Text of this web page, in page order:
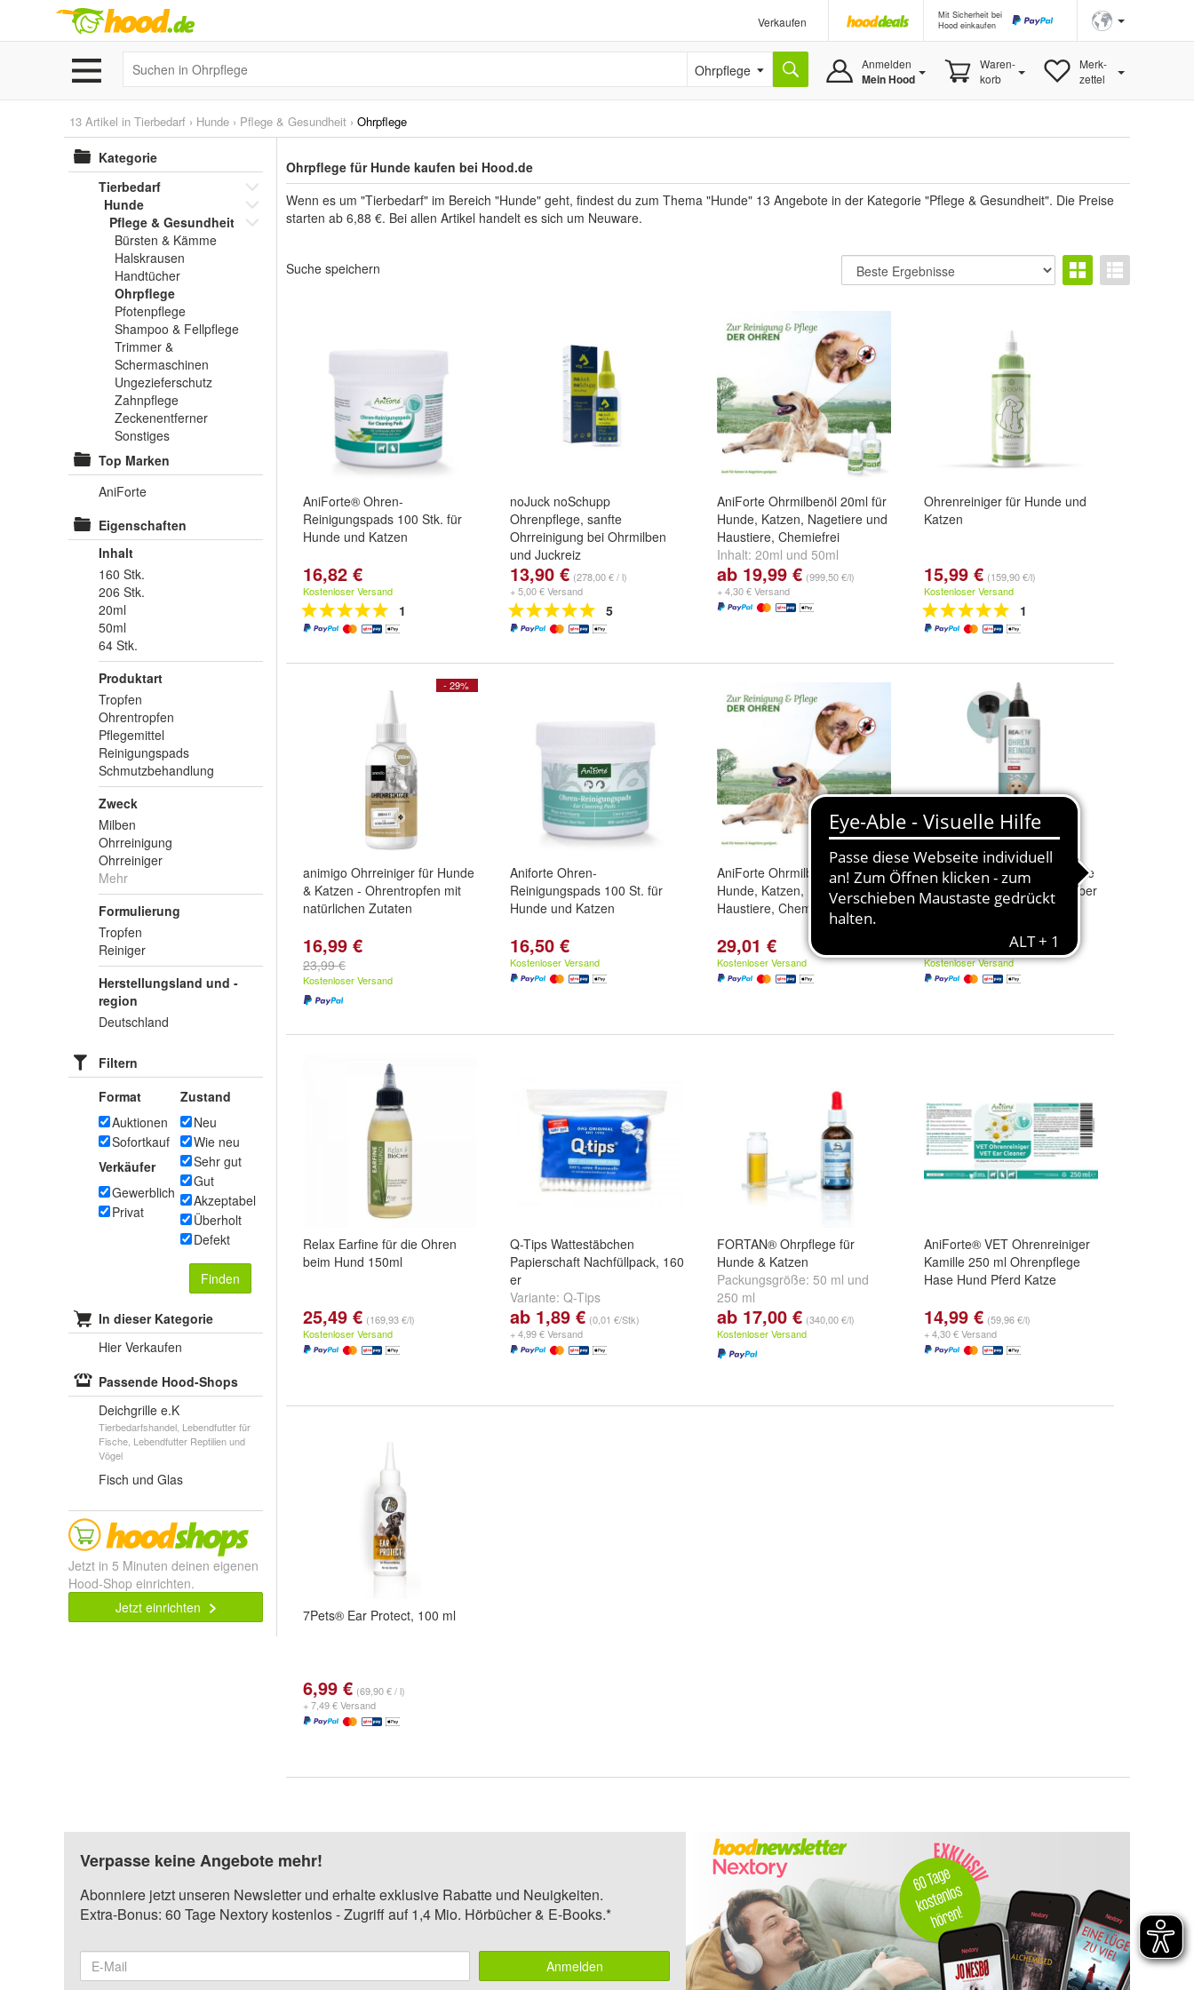
Verkaufen
Mit Sicherheit bei
Hood einkaufen
Ohrpflege Anmelden
Mein Hood
Waren-
korb
Merk-
zettel
13 Artikel in Tierbedarf › Hunde › Pflege & Gesundheit › Ohrpflege
Kategorie
Tierbedarf
Hunde
Pflege & Gesundheit
Bürsten & Kämme
Halskrausen
Handtücher
Ohrpflege
Pfotenpflege
Shampoo & Fellpflege
Trimmer &
Schermaschinen
Ungezieferschutz
Zahnpflege
Zeckenentferner
Sonstiges
Top Marken
AniForte
Eigenschaften
Inhalt
160 Stk.
206 Stk.
20ml
50ml
64 Stk.
Produktart
Tropfen
Ohrentropfen
Pflegemittel
Reinigungspads
Schmutzbehandlung
Zweck
Milben
Ohrreinigung
Ohrreiniger
Mehr
Formulierung
Tropfen
Reiniger
Herstellungsland und -
region
Deutschland
Filtern
Format
Auktionen
Sofortkauf
Verkäufer
Gewerblich
Privat
Zustand
Neu
Wie neu
Sehr gut
Gut
Akzeptabel
Überholt
Defekt
Finden
In dieser Kategorie
Hier Verkaufen
Passende Hood-Shops
Deichgrille e.K
Tierbedarfshandel, Lebendfutter für
Fische, Lebendfutter Reptilien und
Vögel
Fisch und Glas
Jetzt in 5 Minuten deinen eigenen
Hood-Shop einrichten.
Jetzt einrichten
Ohrpflege für Hunde kaufen bei Hood.de
Wenn es um "Tierbedarf" im Bereich "Hunde" geht, findest du zum Thema "Hunde" 13 Angebote in der Kategorie "Pflege & Gesundheit". Die Preise
starten ab 6,88 €. Bei allen Artikel handelt es sich um Neuware.
Suche speichern
AniForte® Ohren-
Reinigungspads 100 Stk. für
Hunde und Katzen
16,82 €
Kostenloser Versand
1
noJuck noSchupp
Ohrenpflege, sanfte
Ohrreinigung bei Ohrmilben
und Juckreiz
13,90 € (278,00 € / l)
+ 5,00 € Versand
5
AniForte Ohrmilbenöl 20ml für
Hunde, Katzen, Nagetiere und
Haustiere, Chemiefrei
Inhalt: 20ml und 50ml
ab 19,99 € (999,50 €/l)
+ 4,30 € Versand
Ohrenreiniger für Hunde und
Katzen
15,99 € (159,90 €/l)
Kostenloser Versand
1
- 29%
animigo Ohrreiniger für Hunde
& Katzen - Ohrentropfen mit
natürlichen Zutaten
16,99 €
23,99 €
Kostenloser Versand
Aniforte Ohren-
Reinigungspads 100 St. für
Hunde und Katzen
16,50 €
Kostenloser Versand
AniForte Ohrmilbenöl 50ml für
Hunde, Katzen, Nagetiere und
Haustiere, Chemiefrei
29,01 €
Kostenloser Versand
REAVET Ohrenreiniger Hunde
& Katzen mit kolloidalem Silber
& Kamille 250ml
(66,32 € / l)
Kostenloser Versand
Relax Earfine für die Ohren
beim Hund 150ml
25,49 € (169,93 €/l)
Kostenloser Versand
Q-Tips Wattestäbchen
Papierschaft Nachfüllpack, 160
er
Variante: Q-Tips
Wattestäbchen Box,
Papierschaft, 206 er
Nachfüllpack 160 Stk.
ab 1,89 € (0,01 €/Stk)
+ 4,99 € Versand
FORTAN® Ohrpflege für
Hunde & Katzen
Packungsgröße: 50 ml und
250 ml
ab 17,00 € (340,00 €/l)
Kostenloser Versand
AniForte® VET Ohrenreiniger
Kamille 250 ml Ohrenpflege
Hase Hund Pferd Katze
14,99 € (59,96 €/l)
+ 4,30 € Versand
7Pets® Ear Protect, 100 ml
6,99 € (69,90 € / l)
+ 7,49 € Versand
Verpasse keine Angebote mehr!
Abonniere jetzt unseren Newsletter und erhalte exklusive Rabatte und Neuigkeiten.
Extra-Bonus: 60 Tage Nextory kostenlos - Zugriff auf 1,4 Mio. Hörbücher & E-Books.*
Anmelden